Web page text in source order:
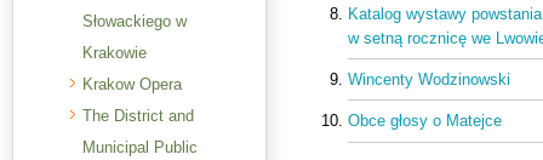
Słowackiego w
Krakowie
Krakow Opera
The District and
Municipal Public
Katalog wystawy
w setną rocznicę we
Wincenty Wodzinowski
Obce głosy o Matejce